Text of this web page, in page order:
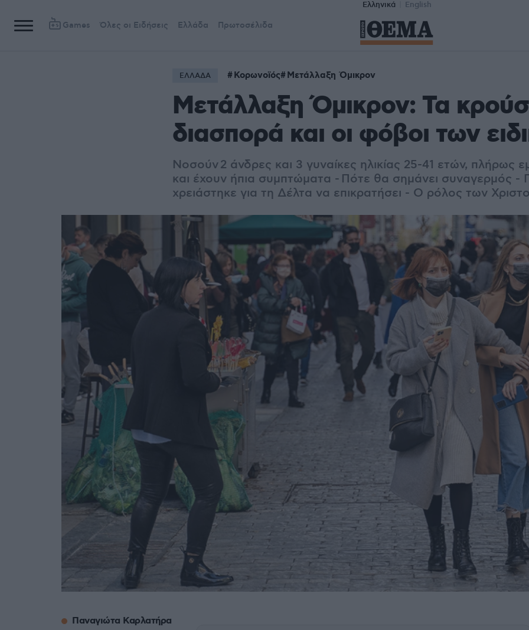
Ελληνικά English
Games Όλες οι Ειδήσεις Ελλάδα Πρωτοσέλιδα
ΕΛΛΑΔΑ Κορωνοϊός Μετάλλαξη Όμικρον
Μετάλλαξη Όμικρον: Τα
διασπορά και οι φόβοι των
Νοσούν 2 άνδρες και 3 γυναίκες ηλικίας 25-41 ετών, πλήρως
και έχουν ήπια συμπτώματα - Πότε θα σημάνει συναγερμός -
χρειάστηκε για τη Δέλτα να επικρατήσει - Ο ρόλος των
Παναγιώτα Καρλατήρα